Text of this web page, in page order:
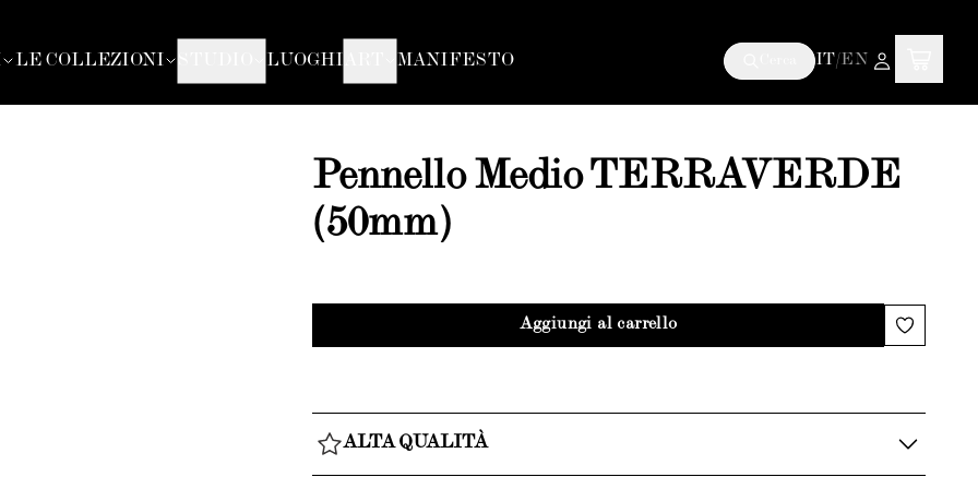
LE COLLEZIONI LUOGHI MANIFESTO IT/EN
Pennello Medio TERRAVERDE
(50mm)
Aggiungi al carrello
ALTA QUALITÀ